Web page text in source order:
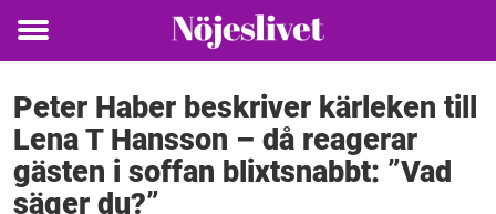
Toggle
Peter Haber beskriver kärleken till
Lena T Hansson – då reagerar
gästen i soffan blixtsnabbt: ”Vad
säger du?”